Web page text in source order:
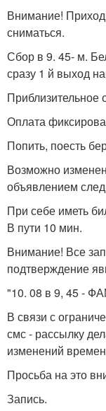
Внимание!
сниматься.
Сбор в 9. 45- м.
сразу 1 й выход
Приблизительное
Оплата
Попить, поесть
Возможно
объявлением
При себе иметь
В пути 10 мин.
Внимание! Все
подтверждение
"10. 08 в 9, 45 -
В связи с
смс - рассылку
изменений
Просьба на это
Запись.